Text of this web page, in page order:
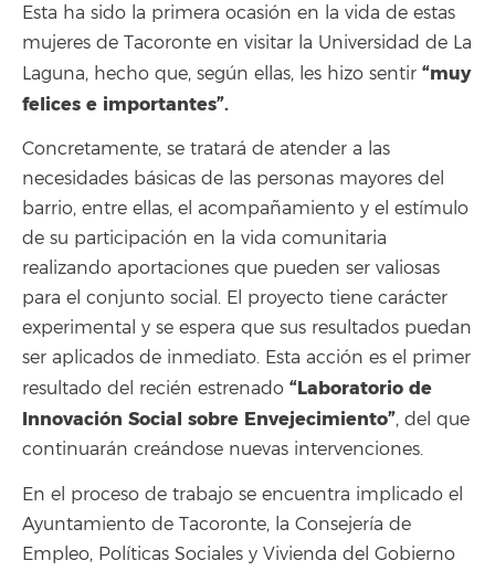
Esta ha sido la primera ocasión en la vida de estas
mujeres de Tacoronte en visitar la Universidad de La
Laguna, hecho que, según ellas, les hizo sentir “muy
felices e importantes”.
Concretamente, se tratará de atender a las
necesidades básicas de las personas mayores del
barrio, entre ellas, el acompañamiento y el estímulo
de su participación en la vida comunitaria
realizando aportaciones que pueden ser valiosas
para el conjunto social. El proyecto tiene carácter
experimental y se espera que sus resultados puedan
ser aplicados de inmediato. Esta acción es el primer
resultado del recién estrenado “Laboratorio de
Innovación Social sobre Envejecimiento”, del que
continuarán creándose nuevas intervenciones.
En el proceso de trabajo se encuentra implicado el
Ayuntamiento de Tacoronte, la Consejería de
Empleo, Políticas Sociales y Vivienda del Gobierno